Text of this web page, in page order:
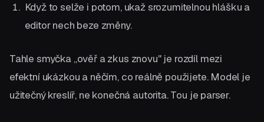
Když to selže i potom, ukaž srozumitelnou hlášku a
editor nech beze změny.
Tahle smyčka „ověř a zkus znovu" je rozdíl mezi
efektní ukázkou a něčím, co reálně použijete. Model je
užitečný kreslíř, ne konečná autorita. Tou je parser.